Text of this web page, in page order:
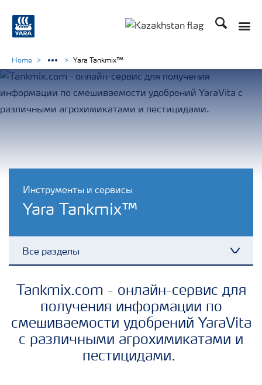
Поиск
Инструменты и сервисы
Yara Tankmix™
Все разделы
Удобрения Yara
Культуры
Инструменты и сервисы
Home Yara Tankmix™
Tankmix.com - онлайн-сервис для
получения информации по
смешиваемости удобрений YaraVita
с различными агрохимикатами и
пестицидами.